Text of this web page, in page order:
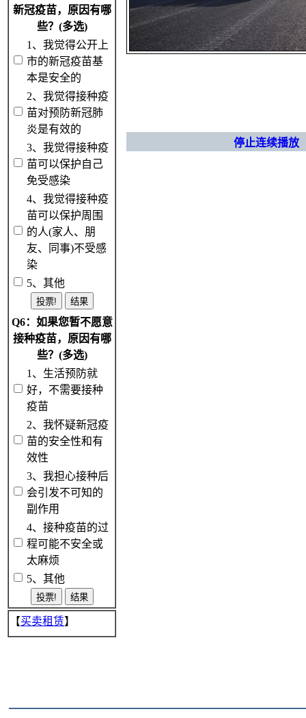
新冠疫苗，原因有哪
些？(多选)
1、我觉得公开上
市的新冠疫苗基
本是安全的
2、我觉得接种疫
苗对预防新冠肺
炎是有效的
3、我觉得接种疫
苗可以保护自己
免受感染
4、我觉得接种疫
苗可以保护周围
的人(家人、朋
友、同事)不受感
染
5、其他
Q6：如果您暂不愿意
接种疫苗，原因有哪
些？(多选)
1、生活预防就
好，不需要接种
疫苗
2、我怀疑新冠疫
苗的安全性和有
效性
3、我担心接种后
会引发不可知的
副作用
4、接种疫苗的过
程可能不安全或
太麻烦
5、其他
【买卖租赁】
停止连续播放